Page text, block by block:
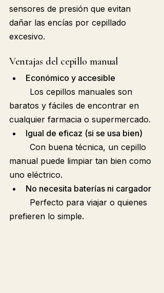
sensores de presión que evitan
dañar las encías por cepillado
excesivo.
Ventajas del cepillo manual
Económico y accesible
baratos y fáciles de encontrar en
cualquier farmacia o supermercado.
Igual de eficaz (si se usa bien)
manual puede limpiar tan bien como
uno eléctrico.
No necesita baterías ni cargador
prefieren lo simple.